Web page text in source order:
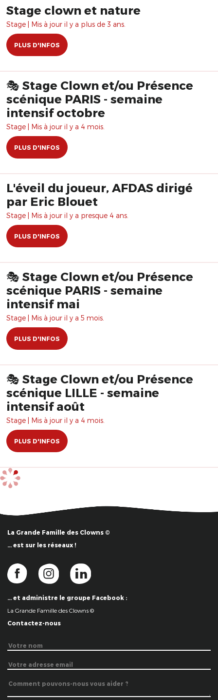
Stage clown et nature
Stage | Mis à jour il y a plus de 3 ans.
PLUS D'INFOS
🎭 Stage Clown et/ou Présence
scénique PARIS - semaine
intensif octobre
Stage | Mis à jour il y a 4 mois.
PLUS D'INFOS
L'éveil du joueur, AFDAS dirigé
par Eric Blouet
Stage | Mis à jour il y a presque 4 ans.
PLUS D'INFOS
🎭 Stage Clown et/ou Présence
scénique PARIS - semaine
intensif mai
Stage | Mis à jour il y a 5 mois.
PLUS D'INFOS
🎭 Stage Clown et/ou Présence
scénique LILLE - semaine
intensif août
Stage | Mis à jour il y a 4 mois.
PLUS D'INFOS
La Grande Famille des Clowns ©
… est sur les réseaux !
… et administre le groupe Facebook :
La Grande Famille des Clowns ©
Contactez-nous